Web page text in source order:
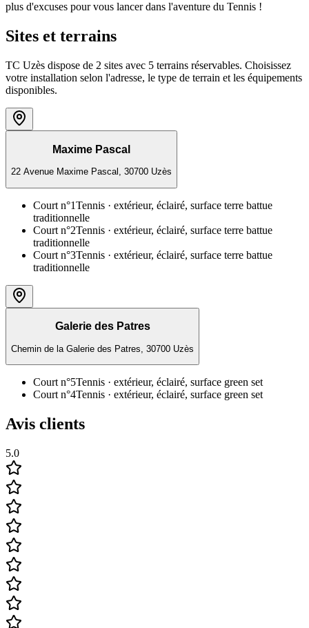
plus d'excuses pour vous lancer dans l'aventure du Tennis !
Sites et terrains
TC Uzès dispose de 2 sites avec 5 terrains réservables. Choisissez
votre installation selon l'adresse, le type de terrain et les équipements
disponibles.
Maxime Pascal
22 Avenue Maxime Pascal, 30700 Uzès
Court n°1Tennis · extérieur, éclairé, surface terre battue
traditionnelle
Court n°2Tennis · extérieur, éclairé, surface terre battue
traditionnelle
Court n°3Tennis · extérieur, éclairé, surface terre battue
traditionnelle
Galerie des Patres
Chemin de la Galerie des Patres, 30700 Uzès
Court n°5Tennis · extérieur, éclairé, surface green set
Court n°4Tennis · extérieur, éclairé, surface green set
Avis clients
5.0